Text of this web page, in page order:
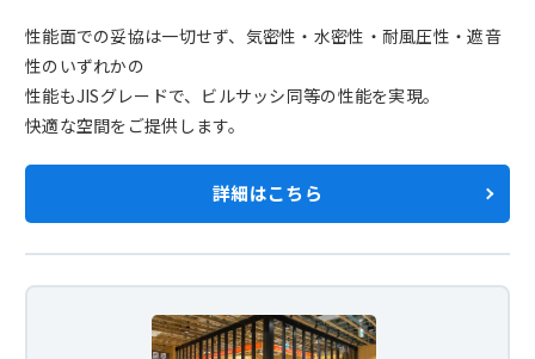
性能面での妥協は一切せず、気密性・水密性・耐風圧性・遮音
性のいずれかの
性能もJISグレードで、ビルサッシ同等の性能を実現。
快適な空間をご提供します。
詳細はこちら